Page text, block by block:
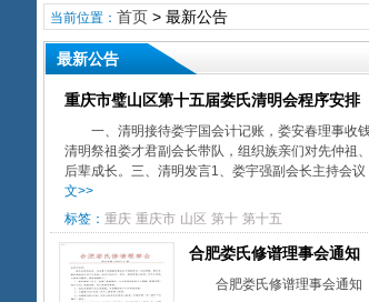
当前位置： 首页> 最新公告
最新公告
重庆市璧山区第十五届娄氏清明会程序安排
一、清明接待娄宇国会计记账，娄安春理事收
清明祭祖娄才君副会长带队，组织族亲们对先仲祖
后辈成长。三、清明发言1、娄宇强副会长主持会
文>>
标签： 重庆 重庆市 山区 第十 第十五
合肥娄氏修谱理事会通知
合肥娄氏修谱理事会通知